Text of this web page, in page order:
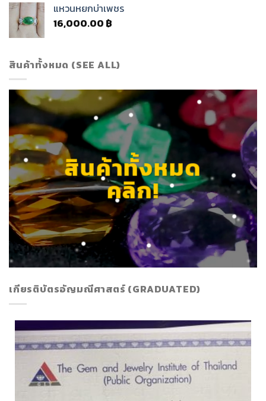
แหวนหยกบ่าเพชร
16,000.00 ฿
สินค้าทั้งหมด (SEE ALL)
สินค้าทั้งหมด
คลิก!
เกียรติบัตรอัญมณีศาสตร์ (GRADUATED)